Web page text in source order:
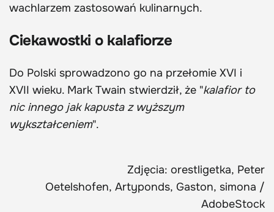
wachlarzem zastosowań kulinarnych.
Ciekawostki o kalafiorze
Do Polski sprowadzono go na przełomie XVI i
XVII wieku. Mark Twain stwierdził, że "kalafior to
nic innego jak kapusta z wyższym
wykształceniem".
Zdjęcia: orestligetka, Peter
Oetelshofen, Artyponds, Gaston, simona /
AdobeStock